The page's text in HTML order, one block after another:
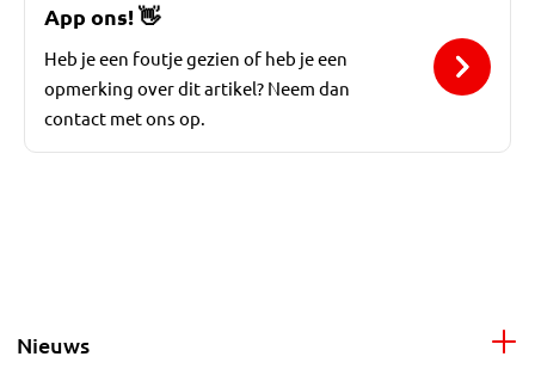
App ons! 👋
Heb je een foutje gezien of heb je een
opmerking over dit artikel? Neem dan
contact met ons op.
Nieuws